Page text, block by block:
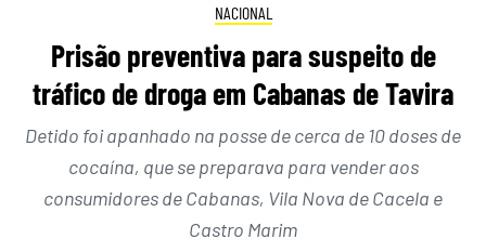
NACIONAL
Prisão preventiva para suspeito de
tráfico de droga em Cabanas de Tavira
Detido foi apanhado na posse de cerca de 10 doses de
cocaína, que se preparava para vender aos
consumidores de Cabanas, Vila Nova de Cacela e
Castro Marim